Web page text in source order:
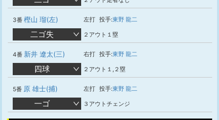
3番 樫山 瑠(左) 左打 投手:東野 龍二
二ゴ失 ２アウト１塁
4番 新井 遼太(三) 右打 投手:東野 龍二
四球 ２アウト１,２塁
5番 原 雄士(捕) 左打 投手:東野 龍二
一ゴ ３アウトチェンジ